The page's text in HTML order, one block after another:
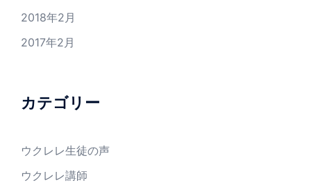
2018年2月
2017年2月
カテゴリー
ウクレレ生徒の声
ウクレレ講師